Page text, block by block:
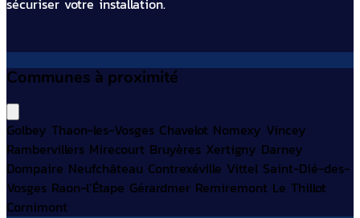
sécuriser votre installation.
Communes à proximité
Golbey Thaon-les-Vosges Chavelot Nomexy Vincey
Rambervillers Mirecourt Bruyères Xertigny Darney
Dompaire Neufchâteau Contrexéville Vittel Saint-Dié-des-
Vosges Raon-l’Étape Gérardmer Remiremont Le Thillot
Cornimont